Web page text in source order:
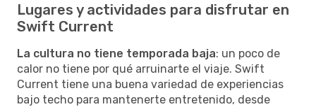
Lugares y actividades para disfrutar en
Swift Current
La cultura no tiene temporada baja: un poco de
calor no tiene por qué arruinarte el viaje. Swift
Current tiene una buena variedad de experiencias
bajo techo para mantenerte entretenido, desde